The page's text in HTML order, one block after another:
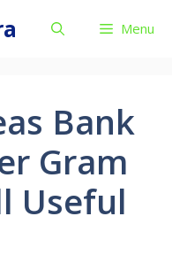
Menu
Bank
Gram
Useful